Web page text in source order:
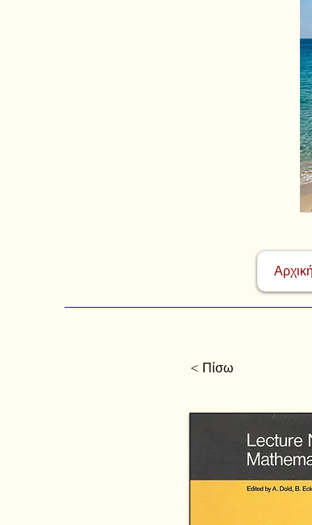
Αρχική
< Πίσω